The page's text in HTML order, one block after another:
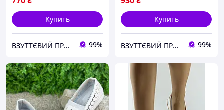
Купить
ВЗУТТЄВИЙ ПРОСТІР 99%
Купить
ВЗУТТЄВИЙ ПРОСТІР 99%